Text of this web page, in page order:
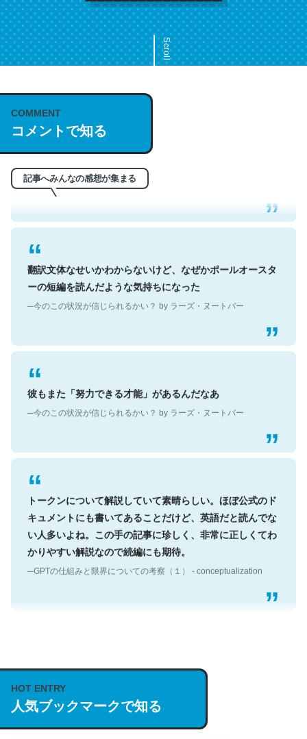
Scroll
COMMENT
コメントで知る
記事へみんなの感想が集まる
これは名文。彼はとてもクレバーなんだろうなと凄く思
う。英語少しでも読める人は原文もお勧め。自分はこの流
れ好き。Let’s Fucking Go. Then Covid hit. Shit.
─今のこの状況が信じられるかい？ by ラーズ・ヌートバー
翻訳文体なせいかわからないけど、なぜかポールオースタ
ーの短編を読んだような気持ちになった
─今のこの状況が信じられるかい？ by ラーズ・ヌートバー
彼もまた「努力できる才能」があるんだなあ
─今のこの状況が信じられるかい？ by ラーズ・ヌートバー
トークンについて解説していて素晴らしい。ほぼ公式のド
キュメントにも書いてあることだけど、英語だと読んでな
い人多いよね。この手の記事に珍しく、非常に正しくてわ
かりやすい解説なので続編にも期待。
─GPTの仕組みと限界についての考察（１） - conceptualization
説してる記事が少ないので貴重な良記事。/続編来た
https://isobe324649.hatenablog.com/entry/2023/03/27
/064121
─GPTの仕組みと限界についての考察（１） - conceptualization
HOT ENTRY
人気ブックマークで知る